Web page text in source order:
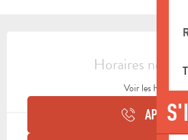
OUVERTURE ET
Horaires non
Voir les horaires
APPELER